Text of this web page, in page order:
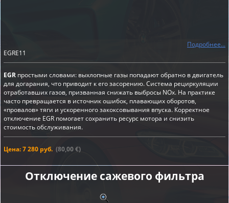
Подробнее...
EGRE11
EGR простыми словами: выхлопные газы попадают обратно в двигатель
для догарания, что приводит к его засорению. Система рециркуляции
отработавших газов, призванная снижать выбросы NOx. На практике
часто превращается в источник ошибок, плавающих оборотов,
«провалов» тяги и ускоренного закоксовывания впуска. Корректное
отключение EGR помогает сохранить ресурс мотора и снизить
стоимость обслуживания.
Цена: 7 280 руб. (80,00 €)
Отключение сажевого фильтра